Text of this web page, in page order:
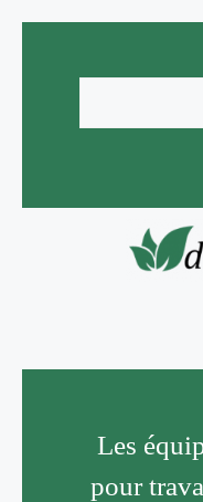
content
Les
pour